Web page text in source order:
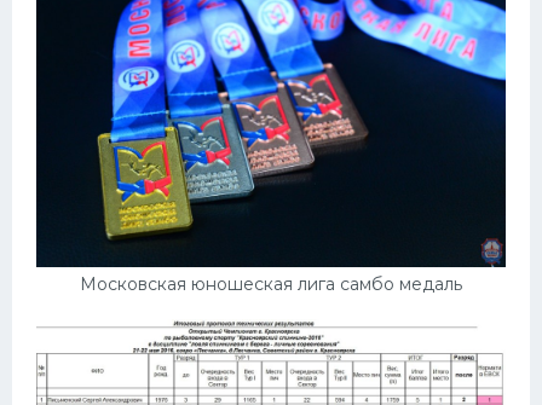
Московская юношеская лига самбо медаль